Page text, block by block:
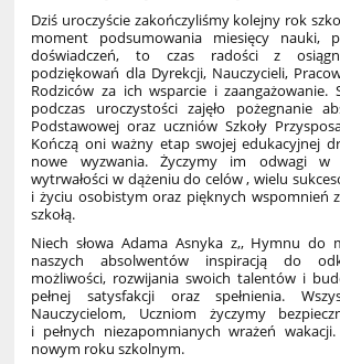
Dziś uroczyście zakończyliśmy kolejny rok
moment podsumowania miesięcy nauki,
doświadczeń, to czas radości z
podziękowań dla Dyrekcji, Nauczycieli,
Rodziców za ich wsparcie i zaangażowanie.
podczas uroczystości zajęło pożegnanie
Podstawowej oraz uczniów Szkoły
Kończą oni ważny etap swojej edukacyjnej
nowe wyzwania. Życzymy im odwagi w
wytrwałości w dążeniu do celów , wielu
i życiu osobistym oraz pięknych wspomnień
szkołą.
Niech słowa Adama Asnyka z,, Hymnu do
naszych absolwentów inspiracją do
możliwości, rozwijania swoich talentów i
pełnej satysfakcji oraz spełnienia.
Nauczycielom, Uczniom życzymy
i pełnych niezapomnianych wrażeń
nowym roku szkolnym.